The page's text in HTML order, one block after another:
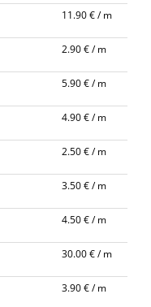
11.90 € / m
2.90 € / m
5.90 € / m
4.90 € / m
2.50 € / m
3.50 € / m
4.50 € / m
30.00 € / m
3.90 € / m